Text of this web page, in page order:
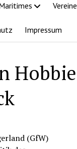
Vereine
Impressum
Hobbie
(GfW)